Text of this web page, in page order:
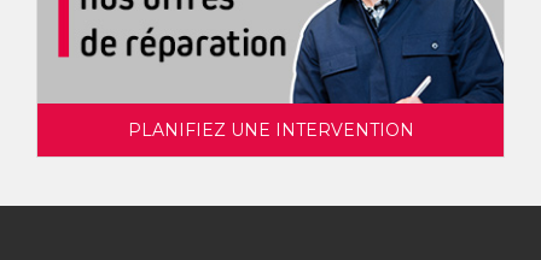
PLANIFIEZ UNE INTERVENTION